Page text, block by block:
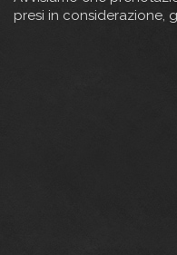
presi in considerazione,